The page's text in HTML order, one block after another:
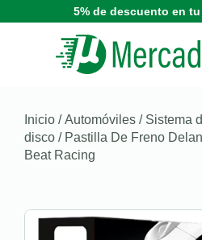
5% de descuento en
Inicio /Automóviles / Sistema
disco / Pastilla De Freno
Beat Racing